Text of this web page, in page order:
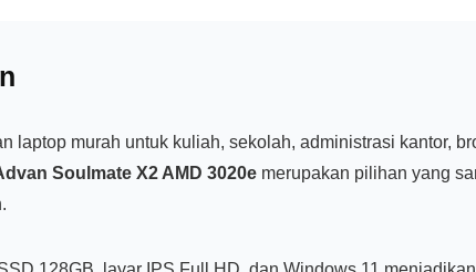
laptop murah untuk kuliah, sekolah, administrasi kantor,
Soulmate X2 AMD 3020e merupakan pilihan yang